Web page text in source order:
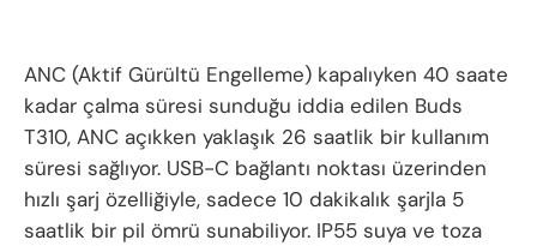
ANC (Aktif Gürültü Engelleme) kapalıyken 40 saate
kadar çalma süresi sunduğu iddia edilen Buds
T310, ANC açıkken yaklaşık 26 saatlik bir kullanım
süresi sağlıyor. USB-C bağlantı noktası üzerinden
hızlı şarj özelliğiyle, sadece 10 dakikalık şarjla 5
saatlik bir pil ömrü sunabiliyor. IP55 suya ve toza